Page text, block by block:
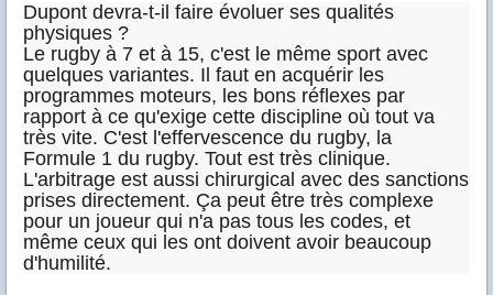
Dupont devra-t-il faire évoluer ses qualités
physiques ?
Le rugby à 7 et à 15, c'est le même sport avec
quelques variantes. Il faut en acquérir les
programmes moteurs, les bons réflexes par
rapport à ce qu'exige cette discipline où tout va
très vite. C'est l'effervescence du rugby, la
Formule 1 du rugby. Tout est très clinique.
L'arbitrage est aussi chirurgical avec des sanctions
prises directement. Ça peut être très complexe
pour un joueur qui n'a pas tous les codes, et
même ceux qui les ont doivent avoir beaucoup
d'humilité.